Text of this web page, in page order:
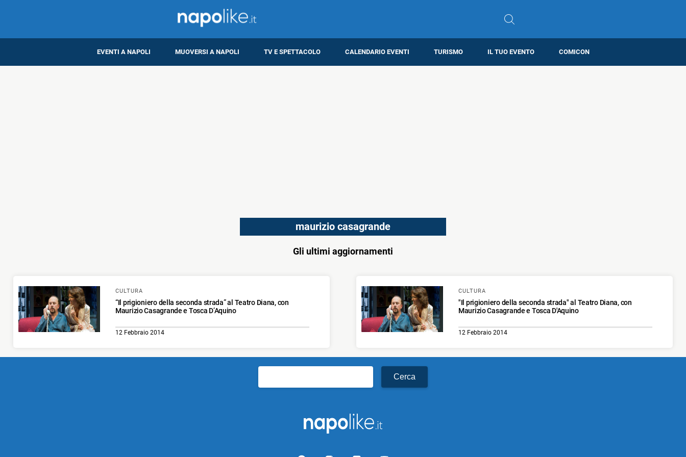
EVENTI A NAPOLI MUOVERSI A NAPOLI TV E SPETTACOLO CALENDARIO EVENTI TURISMO IL TUO EVENTO COMICON
maurizio casagrande
Gli ultimi aggiornamenti
CULTURA
“Il prigioniero della seconda strada” al Teatro Diana, con
Maurizio Casagrande e Tosca D’Aquino
12 Febbraio 2014
CULTURA
"Il prigioniero della seconda strada" al Teatro Diana, con
Maurizio Casagrande e Tosca D'Aquino
12 Febbraio 2014
per: